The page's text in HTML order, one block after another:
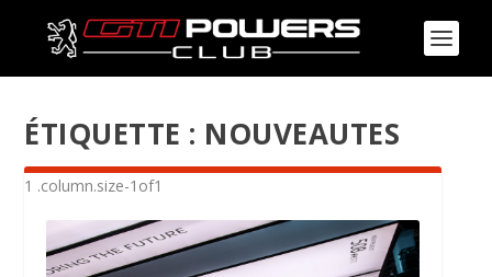
ÉTIQUETTE : NOUVEAUTES